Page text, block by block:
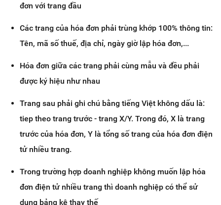
đơn với trang đầu
Các trang của hóa đơn phải trùng khớp 100% thông tin:
Tên, mã số thuế, địa chỉ, ngày giờ lập hóa đơn,...
Hóa đơn giữa các trang phải cùng mẫu và đều phải
được ký hiệu như nhau
Trang sau phải ghi chú bằng tiếng Việt không dấu là:
tiep theo trang trước - trang X/Y. Trong đó, X là trang
trước của hóa đơn, Y là tổng số trang của hóa đơn điện
tử nhiều trang.
Trong trường hợp doanh nghiệp không muốn lập hóa
đơn điện tử nhiều trang thì doanh nghiệp có thể sử
dụng bảng kê thay thế